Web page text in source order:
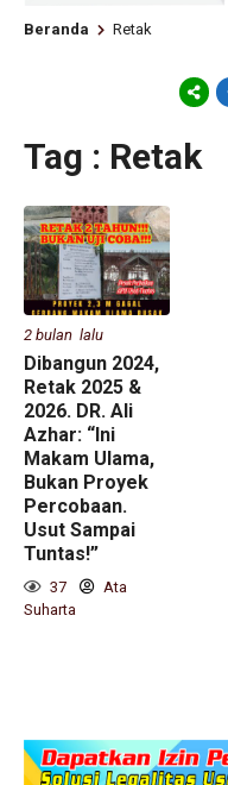
Beranda Retak
Tag : Retak
2 bulan lalu
Dibangun 2024,
Retak 2025 &
2026. DR. Ali
Azhar: “Ini
Makam Ulama,
Bukan Proyek
Percobaan.
Usut Sampai
Tuntas!”
37
Ata
Suharta